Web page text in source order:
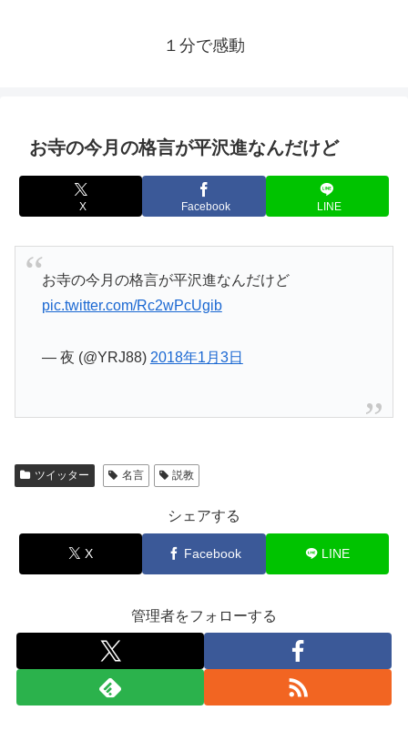
１分で感動
お寺の今月の格言が平沢進なんだけど
X Facebook LINE
お寺の今月の格言が平沢進なんだけど
pic.twitter.com/Rc2wPcUgib
— 夜 (@YRJ88) 2018年1月3日
ツイッター 名言 説教
シェアする
X Facebook LINE
管理者をフォローする